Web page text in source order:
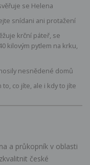
se Helena
snídani ani protažení
krční páteř, se
kilovým pytlem na krku,
nesnědené domů
co jíte, ale i kdy to jíte
a průkopník v oblasti
české